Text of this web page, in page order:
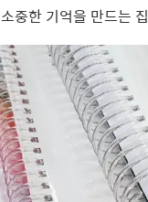
소중한 기억을 만드는 집